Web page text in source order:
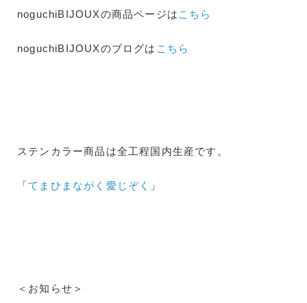
noguchiBIJOUXの商品ページは こちら
noguchiBIJOUXのブログは こちら
ステンカラー商品は全工程国内生産です。
「てまひまながく愛じぞく 」
＜お知らせ＞